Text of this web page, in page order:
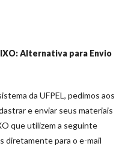
Alternativa para Envio
da UFPEL, pedimos aos
e enviar seus materiais
que utilizem a seguinte
diretamente para o e-mail